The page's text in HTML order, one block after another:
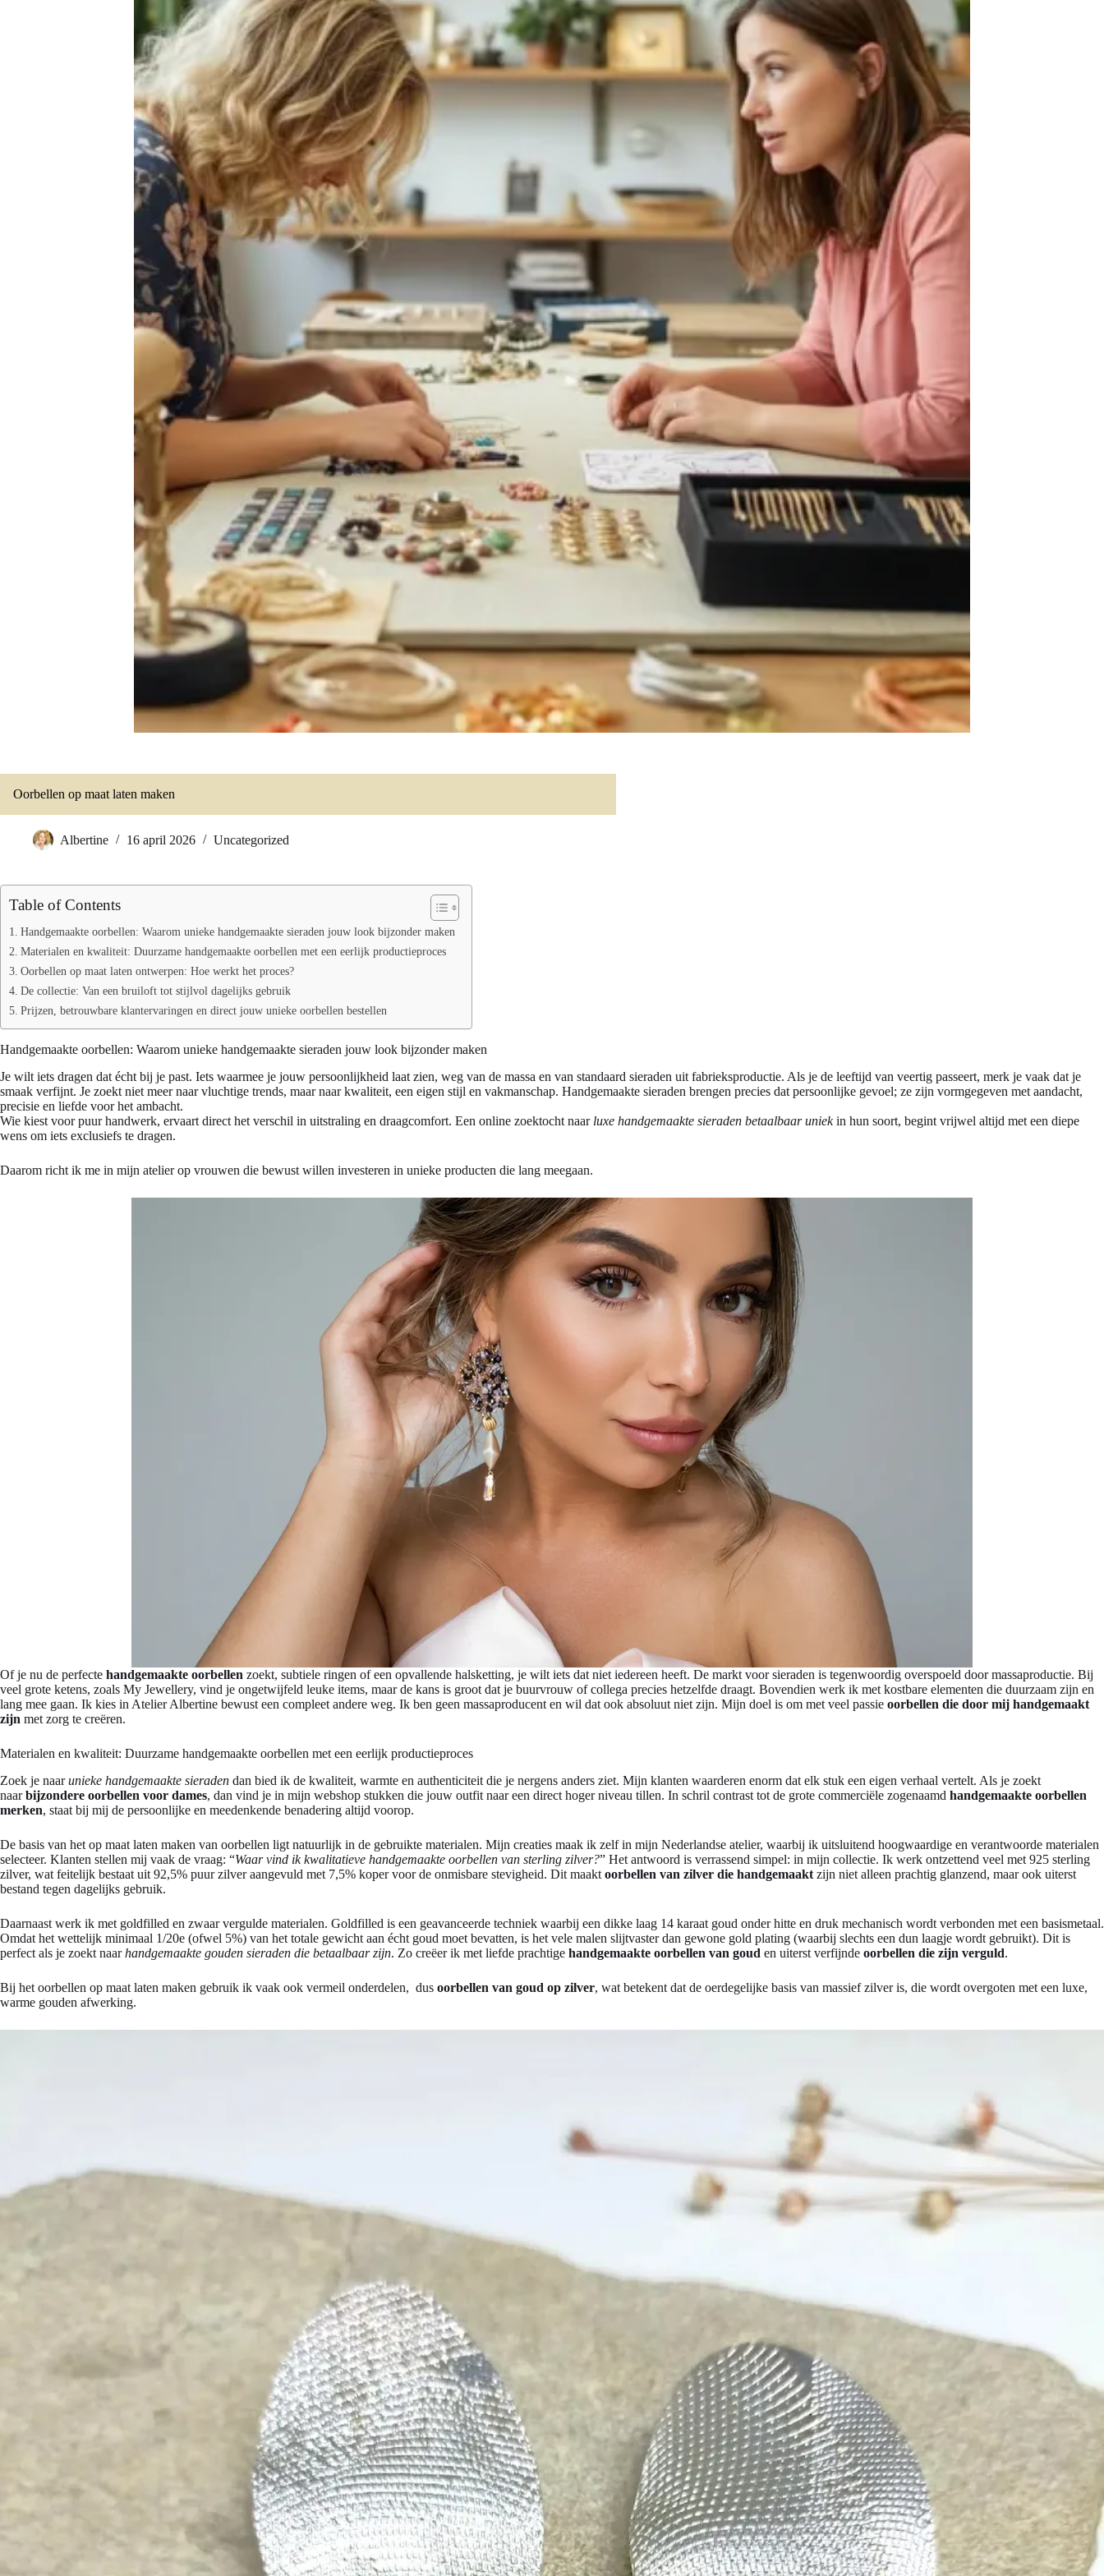
Oorbellen op maat laten maken
Albertine 16 april 2026 Uncategorized
Table of Contents
Handgemaakte oorbellen: Waarom unieke handgemaakte sieraden jouw look bijzonder maken
Materialen en kwaliteit: Duurzame handgemaakte oorbellen met een eerlijk productieproces
Oorbellen op maat laten ontwerpen: Hoe werkt het proces?
De collectie: Van een bruiloft tot stijlvol dagelijks gebruik
Prijzen, betrouwbare klantervaringen en direct jouw unieke oorbellen bestellen
Handgemaakte oorbellen: Waarom unieke handgemaakte sieraden jouw look bijzonder maken
Je wilt iets dragen dat écht bij je past. Iets waarmee je jouw persoonlijkheid laat zien, weg van de massa en van standaard sieraden uit fabrieksproductie. Als je de leeftijd van veertig passeert, merk je vaak dat je
smaak verfijnt. Je zoekt niet meer naar vluchtige trends, maar naar kwaliteit, een eigen stijl en vakmanschap. Handgemaakte sieraden brengen precies dat persoonlijke gevoel; ze zijn vormgegeven met aandacht,
precisie en liefde voor het ambacht.
Wie kiest voor puur handwerk, ervaart direct het verschil in uitstraling en draagcomfort. Een online zoektocht naar luxe handgemaakte sieraden betaalbaar uniekin hun soort, begint vrijwel altijd met een diepe
wens om iets exclusiefs te dragen.
Daarom richt ik me in mijn atelier op vrouwen die bewust willen investeren in unieke producten die lang meegaan.
Of je nu de perfecte handgemaakte oorbellen zoekt, subtiele ringen of een opvallende halsketting, je wilt iets dat niet iedereen heeft. De markt voor sieraden is tegenwoordig overspoeld door massaproductie. Bij
veel grote ketens, zoals My Jewellery, vind je ongetwijfeld leuke items, maar de kans is groot dat je buurvrouw of collega precies hetzelfde draagt. Bovendien werk ik met kostbare elementen die duurzaam zijn en
lang mee gaan. Ik kies in Atelier Albertine bewust een compleet andere weg. Ik ben geen massaproducent en wil dat ook absoluut niet zijn. Mijn doel is om met veel passie oorbellen die door mij handgemaakt
zijn met zorg te creëren.
Materialen en kwaliteit: Duurzame handgemaakte oorbellen met een eerlijk productieproces
Zoek je naarunieke handgemaakte sieraden dan bied ik de kwaliteit, warmte en authenticiteit die je nergens anders ziet. Mijn klanten waarderen enorm dat elk stuk een eigen verhaal vertelt. Als je zoekt
naarbijzondere oorbellen voor dames, dan vind je in mijn webshop stukken die jouw outfit naar een direct hoger niveau tillen. In schril contrast tot de grote commerciële zogenaamd handgemaakte oorbellen
merken, staat bij mij de persoonlijke en meedenkende benadering altijd voorop.
De basis van het op maat laten maken van oorbellen ligt natuurlijk in de gebruikte materialen. Mijn creaties maak ik zelf in mijn Nederlandse atelier, waarbij ik uitsluitend hoogwaardige en verantwoorde materialen
selecteer. Klanten stellen mij vaak de vraag: “Waar vind ik kwalitatieve handgemaakte oorbellen van sterling zilver?” Het antwoord is verrassend simpel: in mijn collectie. Ik werk ontzettend veel met 925 sterling
zilver, wat feitelijk bestaat uit 92,5% puur zilver aangevuld met 7,5% koper voor de onmisbare stevigheid. Dit maakt oorbellen van zilver die handgemaakt zijn niet alleen prachtig glanzend, maar ook uiterst
bestand tegen dagelijks gebruik.
Daarnaast werk ik met goldfilled en zwaar vergulde materialen. Goldfilled is een geavanceerde techniek waarbij een dikke laag 14 karaat goud onder hitte en druk mechanisch wordt verbonden met een basismetaal.
Omdat het wettelijk minimaal 1/20e (ofwel 5%) van het totale gewicht aan écht goud moet bevatten, is het vele malen slijtvaster dan gewone gold plating (waarbij slechts een dun laagje wordt gebruikt). Dit is
perfect als je zoekt naarhandgemaakte gouden sieraden die betaalbaar zijn. Zo creëer ik met liefde prachtige handgemaakte oorbellen van goud en uiterst verfijnde oorbellen die zijn verguld.
Bij het oorbellen op maat laten maken gebruik ik vaak ook vermeil onderdelen, dus oorbellen van goud op zilver, wat betekent dat de oerdegelijke basis van massief zilver is, die wordt overgoten met een luxe,
warme gouden afwerking.